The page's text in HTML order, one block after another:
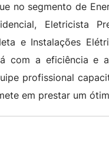
no segmento de
Eletricista
e Instalações
com a eficiência e
profissional
em prestar um